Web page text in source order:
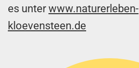
es unterwww.naturerleben-
kloevensteen.de